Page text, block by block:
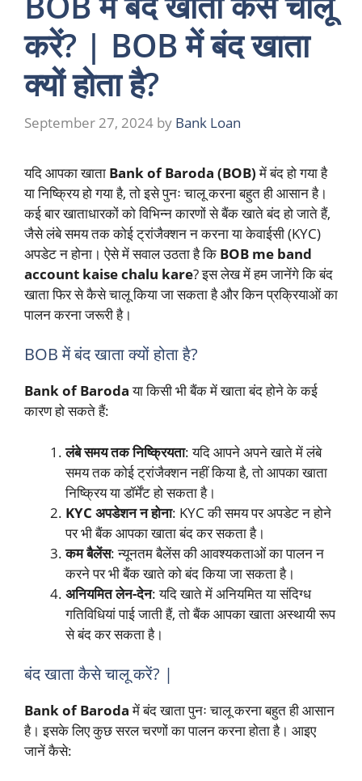
करें? | BOB में बंद खाता
क्यों होता है?
September 27, 2024 by Bank Loan
यदि आपका खाता Bank of Baroda (BOB)में बंद हो गया है
या निष्क्रिय हो गया है, तो इसे पुनः चालू करना बहुत ही आसान है।
कई बार खाताधारकों को विभिन्न कारणों से बैंक खाते बंद हो जाते हैं,
जैसे लंबे समय तक कोई ट्रांजैक्शन न करना या केवाईसी (KYC)
अपडेट न होना। ऐसे में सवाल उठता है कि BOB me band
account kaise chalu kare? इस लेख में हम जानेंगे कि बंद
खाता फिर से कैसे चालू किया जा सकता है और किन प्रक्रियाओं का
पालन करना जरूरी है।
BOB में बंद खाता क्यों होता है?
Bank of Barodaया किसी भी बैंक में खाता बंद होने के कई
कारण हो सकते हैं:
लंबे समय तक निष्क्रियता: यदि आपने अपने खाते में लंबे
समय तक कोई ट्रांजैक्शन नहीं किया है, तो आपका खाता
निष्क्रिय या डॉर्मेंट हो सकता है।
KYC अपडेशन न होना: KYC की समय पर अपडेट न होने
पर भी बैंक आपका खाता बंद कर सकता है।
कम बैलेंस: न्यूनतम बैलेंस की आवश्यकताओं का पालन न
करने पर भी बैंक खाते को बंद किया जा सकता है।
अनियमित लेन-देन: यदि खाते में अनियमित या संदिग्ध
गतिविधियां पाई जाती हैं, तो बैंक आपका खाता अस्थायी रूप
से बंद कर सकता है।
बंद खाता कैसे चालू करें? |
Bank of Barodaमें बंद खाता पुनः चालू करना बहुत ही आसान
है। इसके लिए कुछ सरल चरणों का पालन करना होता है। आइए
जानें कैसे: